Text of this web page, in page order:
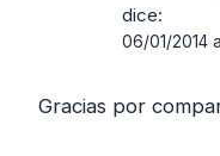
dice:
06/01/2014
Gracias por